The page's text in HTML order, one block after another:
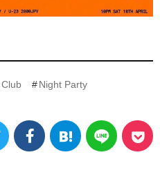
Club Night Party